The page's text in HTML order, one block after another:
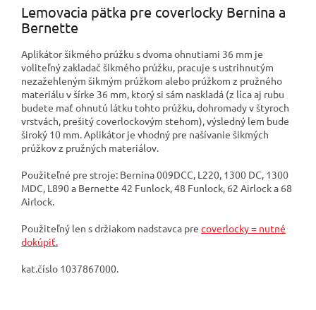
Lemovacia pätka pre coverlocky Bernina a
Bernette
Aplikátor šikmého prúžku s dvoma ohnutiami 36 mm je
voliteľný zakladač šikmého prúžku, pracuje s ustrihnutým
nezažehleným šikmým prúžkom alebo prúžkom z pružného
materiálu v šírke 36 mm, ktorý si sám naskladá (z líca aj rubu
budete mať ohnutú látku tohto prúžku, dohromady v štyroch
vrstvách, prešitý coverlockovým stehom), výsledný lem bude
široký 10 mm. Aplikátor je vhodný pre našívanie šikmých
prúžkov z pružných materiálov.
Použiteľné pre stroje: Bernina 009DCC, L220, 1300 DC, 1300
MDC, L890 a Bernette 42 Funlock, 48 Funlock, 62 Airlock a 68
Airlock.
Použiteľný len s držiakom nadstavca pre coverlocky = nutné
dokúpiť.
kat.číslo 1037867000.